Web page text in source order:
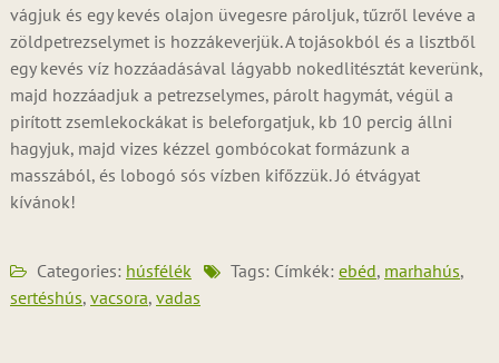
vágjuk és egy kevés olajon üvegesre pároljuk, tűzről levéve a
zöldpetrezselymet is hozzákeverjük. A tojásokból és a lisztből
egy kevés víz hozzáadásával lágyabb nokedlitésztát keverünk,
majd hozzáadjuk a petrezselymes, párolt hagymát, végül a
pirított zsemlekockákat is beleforgatjuk, kb 10 percig állni
hagyjuk, majd vizes kézzel gombócokat formázunk a
masszából, és lobogó sós vízben kifőzzük. Jó étvágyat
kívánok!
Categories: húsfélék Tags: Címkék: ebéd, marhahús,
sertéshús, vacsora, vadas